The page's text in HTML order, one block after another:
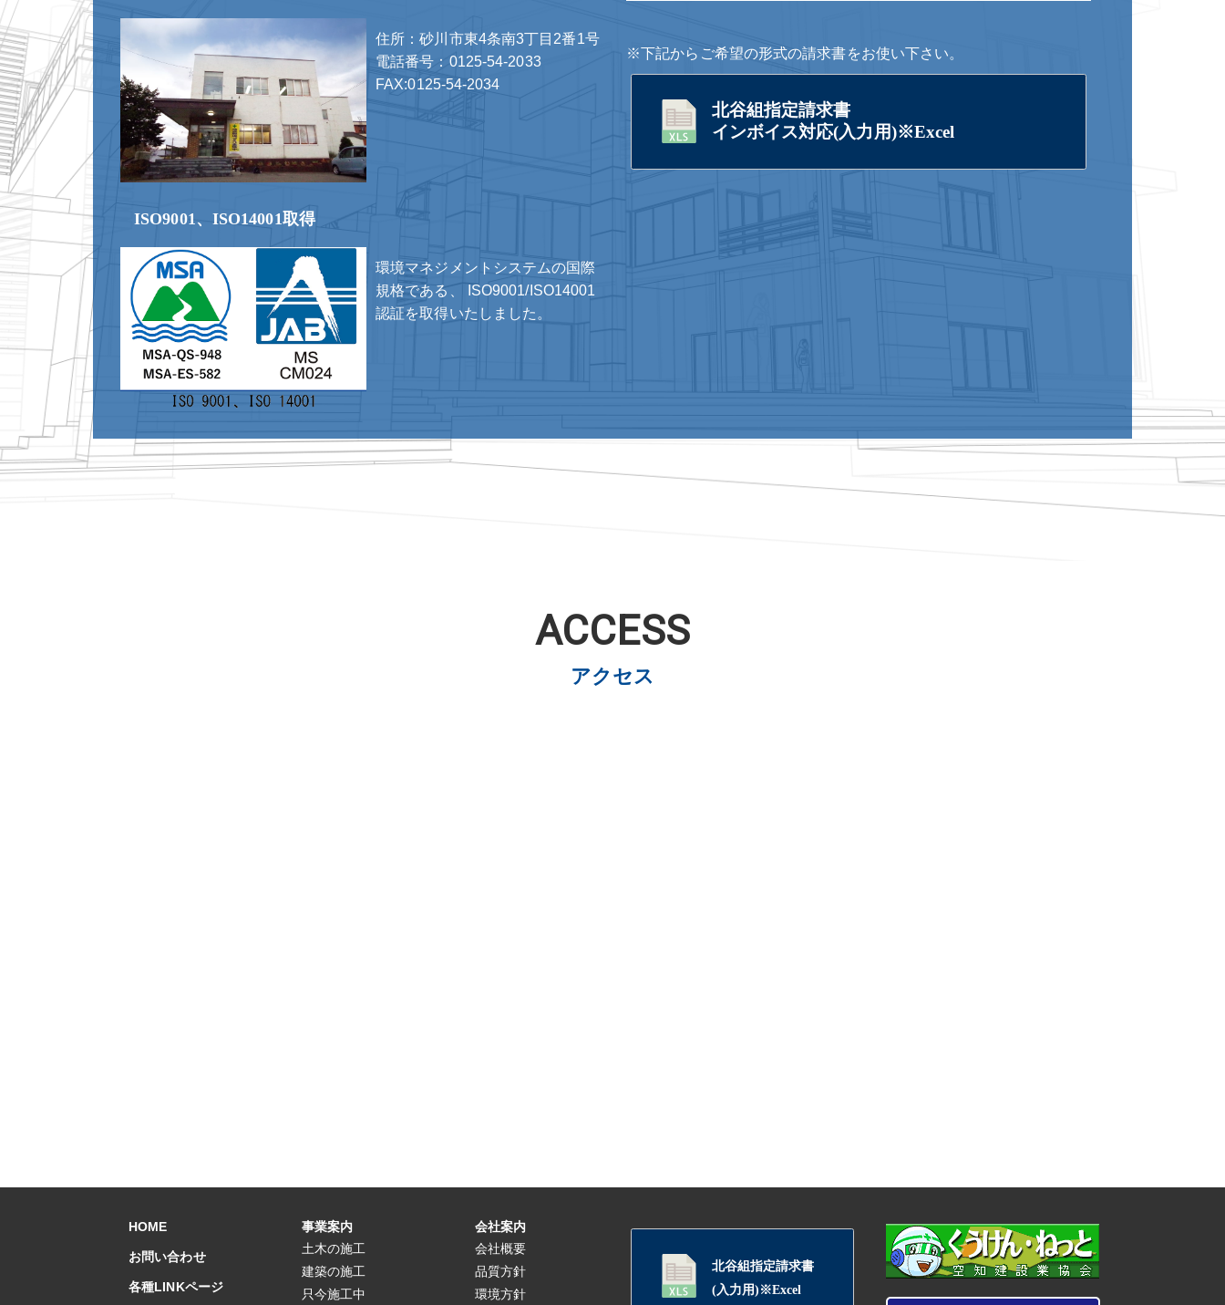
住所：砂川市東4条南3丁目2番1号
電話番号：0125-54-2033
FAX:0125-54-2034
ISO9001、ISO14001取得
環境マネジメントシステムの国際
規格である、 ISO9001/ISO14001
認証を取得いたしました。
※下記からご希望の形式の請求書をお使い下さい。
北谷組指定請求書
インボイス対応(入力用)※Excel
ACCESS
アクセス
HOME
お問い合わせ
各種LINKページ
事業案内
土木の施工
建築の施工
只今施工中
会社案内
会社概要
品質方針
環境方針
北谷組指定請求書
(入力用)※Excel